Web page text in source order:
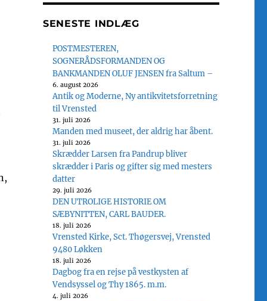
SENESTE INDLÆG
POSTMESTEREN,
SOGNERÅDSFORMANDEN OG
BANKMANDEN OLUF JENSEN fra Saltum –
6. august 2026
Antik og Moderne, Ny antikvitetsforretning
til Vrensted
31. juli 2026
Manden med museet, der aldrig har åbent.
31. juli 2026
Skrædder Larsen fra Pandrup bliver
skrædder i Paris og gifter sig med mesters
datter
29. juli 2026
DEN UTROLIGE HISTORIE OM
SÆBYNITTEN, CARL BAUDER.
18. juli 2026
Vrensted Kirke, Sct. Thøgersvej, Vrensted
9480 Løkken
18. juli 2026
Dagbog fra en rejse på vestkysten af
Vendsyssel og Thy 1865. m.m.
4. juli 2026